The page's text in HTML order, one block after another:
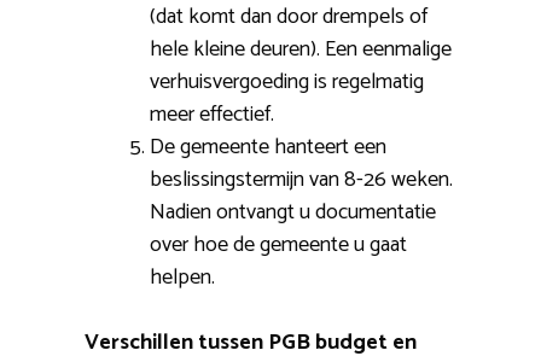
(dat komt dan door drempels of
hele kleine deuren). Een eenmalige
verhuisvergoeding is regelmatig
meer effectief.
De gemeente hanteert een
beslissingstermijn van 8-26 weken.
Nadien ontvangt u documentatie
over hoe de gemeente u gaat
helpen.
Verschillen tussen PGB budget en